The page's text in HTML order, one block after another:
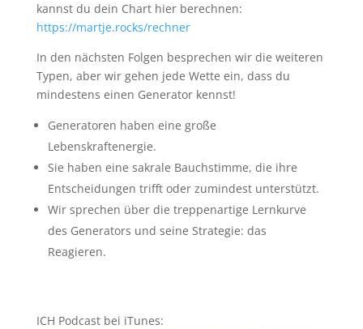
kannst du dein Chart hier berechnen:
https://martje.rocks/rechner
In den nächsten Folgen besprechen wir die weiteren
Typen, aber wir gehen jede Wette ein, dass du
mindestens einen Generator kennst!
Generatoren haben eine große
Lebenskraftenergie.
Sie haben eine sakrale Bauchstimme, die ihre
Entscheidungen trifft oder zumindest unterstützt.
Wir sprechen über die treppenartige Lernkurve
des Generators und seine Strategie: das
Reagieren.
ICH Podcast bei iTunes: